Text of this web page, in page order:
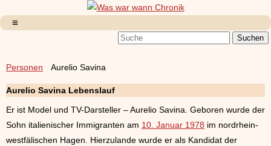
Personen Aurelio Savina
Aurelio Savina Lebenslauf
Er ist Model und TV-Darsteller – Aurelio Savina. Geboren wurde der
Sohn italienischer Immigranten am 10. Januar 1978 im nordrhein-
westfälischen Hagen. Hierzulande wurde er als Kandidat der